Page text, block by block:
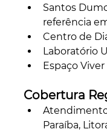
Santos
referência
Centro de
Laboratório
Espaço
Cobertura
Paraíba,